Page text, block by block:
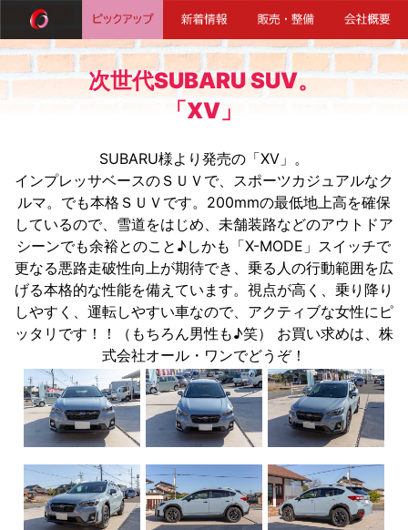
次世代SUBARU SUV。
「XV」
SUBARU様より発売の「XV」。
インプレッサベースのＳＵＶで、スポーツカジュアルなク
ルマ。でも本格ＳＵＶです。200mmの最低地上高を確保
しているので、雪道をはじめ、未舗装路などのアウトドア
シーンでも余裕とのこと♪しかも「X-MODE」スイッチで
更なる悪路走破性向上が期待でき、乗る人の行動範囲を広
げる本格的な性能を備えています。視点が高く、乗り降り
しやすく、運転しやすい車なので、アクティブな女性にピ
ッタリです！！（もちろん男性も♪笑） お買い求めは、株
式会社オール・ワンでどうぞ！